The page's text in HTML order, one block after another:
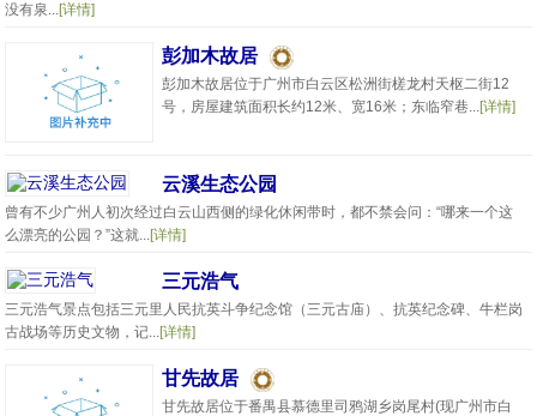
没有泉...[详情]
彭加木故居
彭加木故居位于广州市白云区松洲街槎龙村天枢二街12
号，房屋建筑面积长约12米、宽16米；东临窄巷...[详情]
云溪生态公园
曾有不少广州人初次经过白云山西侧的绿化休闲带时，都不禁会问：“哪来一个这
么漂亮的公园？”这就...[详情]
三元浩气
三元浩气景点包括三元里人民抗英斗争纪念馆（三元古庙）、抗英纪念碑、牛栏岗
古战场等历史文物，记...[详情]
甘先故居
甘先故居位于番禺县慕德里司鸦湖乡岗尾村(现广州市白